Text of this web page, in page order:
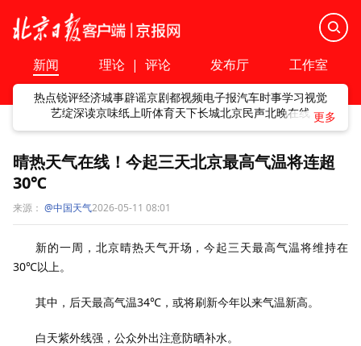
新闻 理论 | 评论 发布厅 工作室
热点锐评经济城事辟谣京剧都视频电子报汽车时事学习视觉
艺绽深读京味纸上听体育天下长城北京民声北晚在线
晴热天气在线！今起三天北京最高气温将连超
30℃
来源： @中国天气2026-05-11 08:01
新的一周，北京晴热天气开场，今起三天最高气温将维持在
30℃以上。
其中，后天最高气温34℃，或将刷新今年以来气温新高。
白天紫外线强，公众外出注意防晒补水。